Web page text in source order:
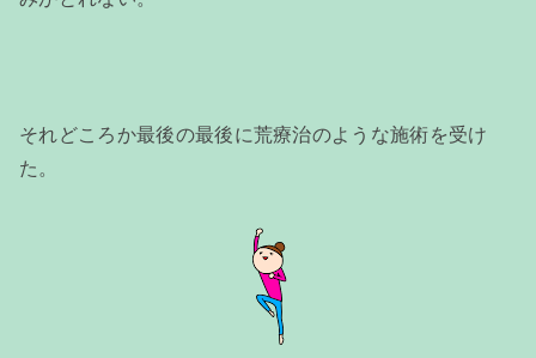
それどころか最後の最後に荒療治のような施術を受け
た。